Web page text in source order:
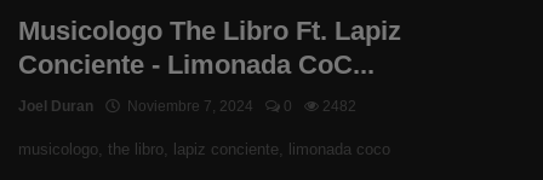
Spanish
Musicologo The Libro Ft. Lapiz
Conciente - Limonada CoC...
Joel Duran Noviembre 7, 2024 0 2482
musicologo, the libro, lapiz conciente, limonada coco